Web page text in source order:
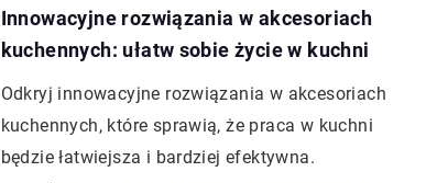
Innowacyjne rozwiązania w akcesoriach
kuchennych: ułatw sobie życie w kuchni
Odkryj innowacyjne rozwiązania w akcesoriach
kuchennych, które sprawią, że praca w kuchni
będzie łatwiejsza i bardziej efektywna.